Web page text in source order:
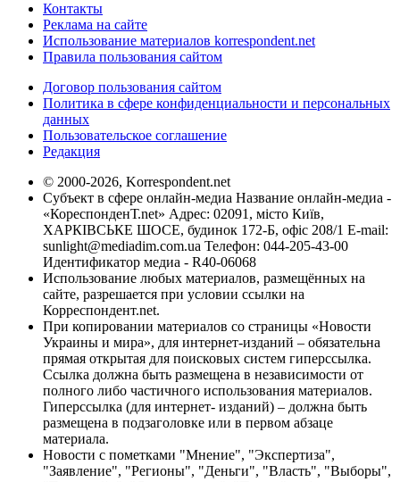
Контакты
Реклама на сайте
Использование материалов korrespondent.net
Правила пользования сайтом
Договор пользования сайтом
Политика в сфере конфиденциальности и персональных
данных
Пользовательское соглашение
Редакция
© 2000-2026, Korrespondent.net
Субъект в сфере онлайн-медиа Название онлайн-медиа -
«КореспонденТ.net» Адрес: 02091, місто Київ,
ХАРКІВСЬКЕ ШОСЕ, будинок 172-Б, офіс 208/1 E-mail:
sunlight@mediadim.com.ua Телефон: 044-205-43-00
Идентификатор медиа - R40-06068
Использование любых материалов, размещённых на
сайте, разрешается при условии ссылки на
Корреспондент.net.
При копировании материалов со страницы «Новости
Украины и мира», для интернет-изданий – обязательна
прямая открытая для поисковых систем гиперссылка.
Ссылка должна быть размещена в независимости от
полного либо частичного использования материалов.
Гиперссылка (для интернет- изданий) – должна быть
размещена в подзаголовке или в первом абзаце
материала.
Новости с пометками "Мнение", "Экспертиза",
"Заявление", "Регионы", "Деньги", "Власть", "Выборы",